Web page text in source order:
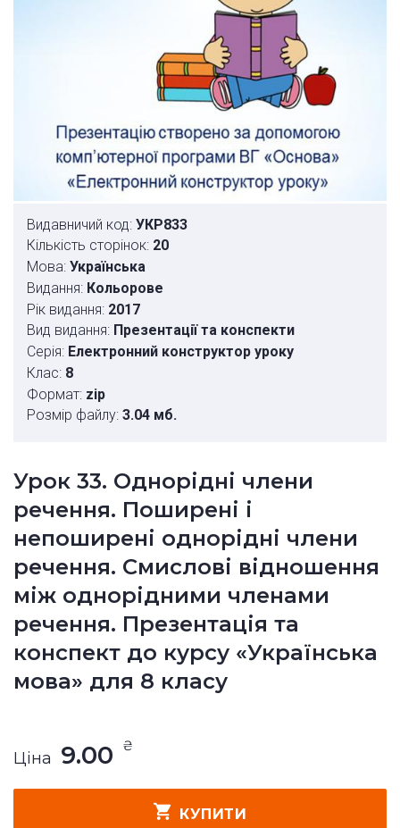
Видавничий код: УКР833
Кількість сторінок: 20
Мова: Українська
Видання: Кольорове
Рік видання: 2017
Вид видання: Презентації та конспекти
Серія: Електронний конструктор уроку
Клас: 8
Формат: zip
Розмір файлу: 3.04 мб.
Урок 33. Однорідні члени
речення. Поширені і
непоширені однорідні члени
речення. Смислові відношення
між однорідними членами
речення. Презентація та
конспект до курсу «Українська
мова» для 8 класу
Ціна 9.00 ₴
КУПИТИ